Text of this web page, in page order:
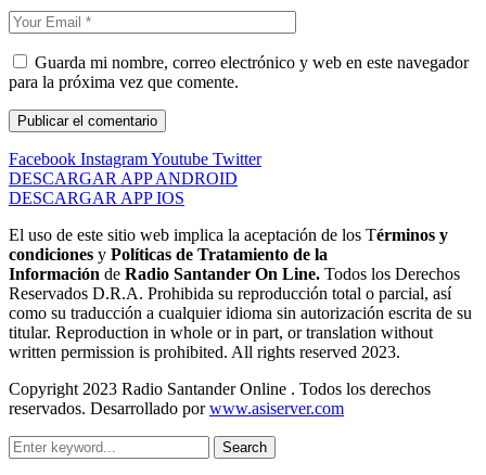
Guarda mi nombre, correo electrónico y web en este navegador
para la próxima vez que comente.
Facebook InstagramYoutube Twitter
DESCARGAR APP ANDROID
DESCARGAR APP IOS
El uso de este sitio web implica la aceptación de los Términos y
condiciones y Políticas de Tratamiento de la
Información de Radio Santander On Line. Todos los Derechos
Reservados D.R.A. Prohibida su reproducción total o parcial, así
como su traducción a cualquier idioma sin autorización escrita de su
titular. Reproduction in whole or in part, or translation without
written permission is prohibited. All rights reserved 2023.
Copyright 2023 Radio Santander Online . Todos los derechos
reservados. Desarrollado porwww.asiserver.com
Search